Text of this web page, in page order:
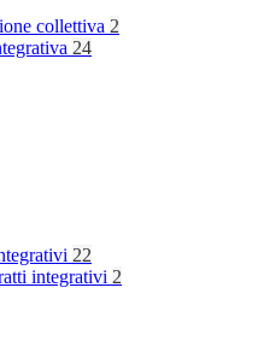
collettiva 2
24
22
integrativi 2